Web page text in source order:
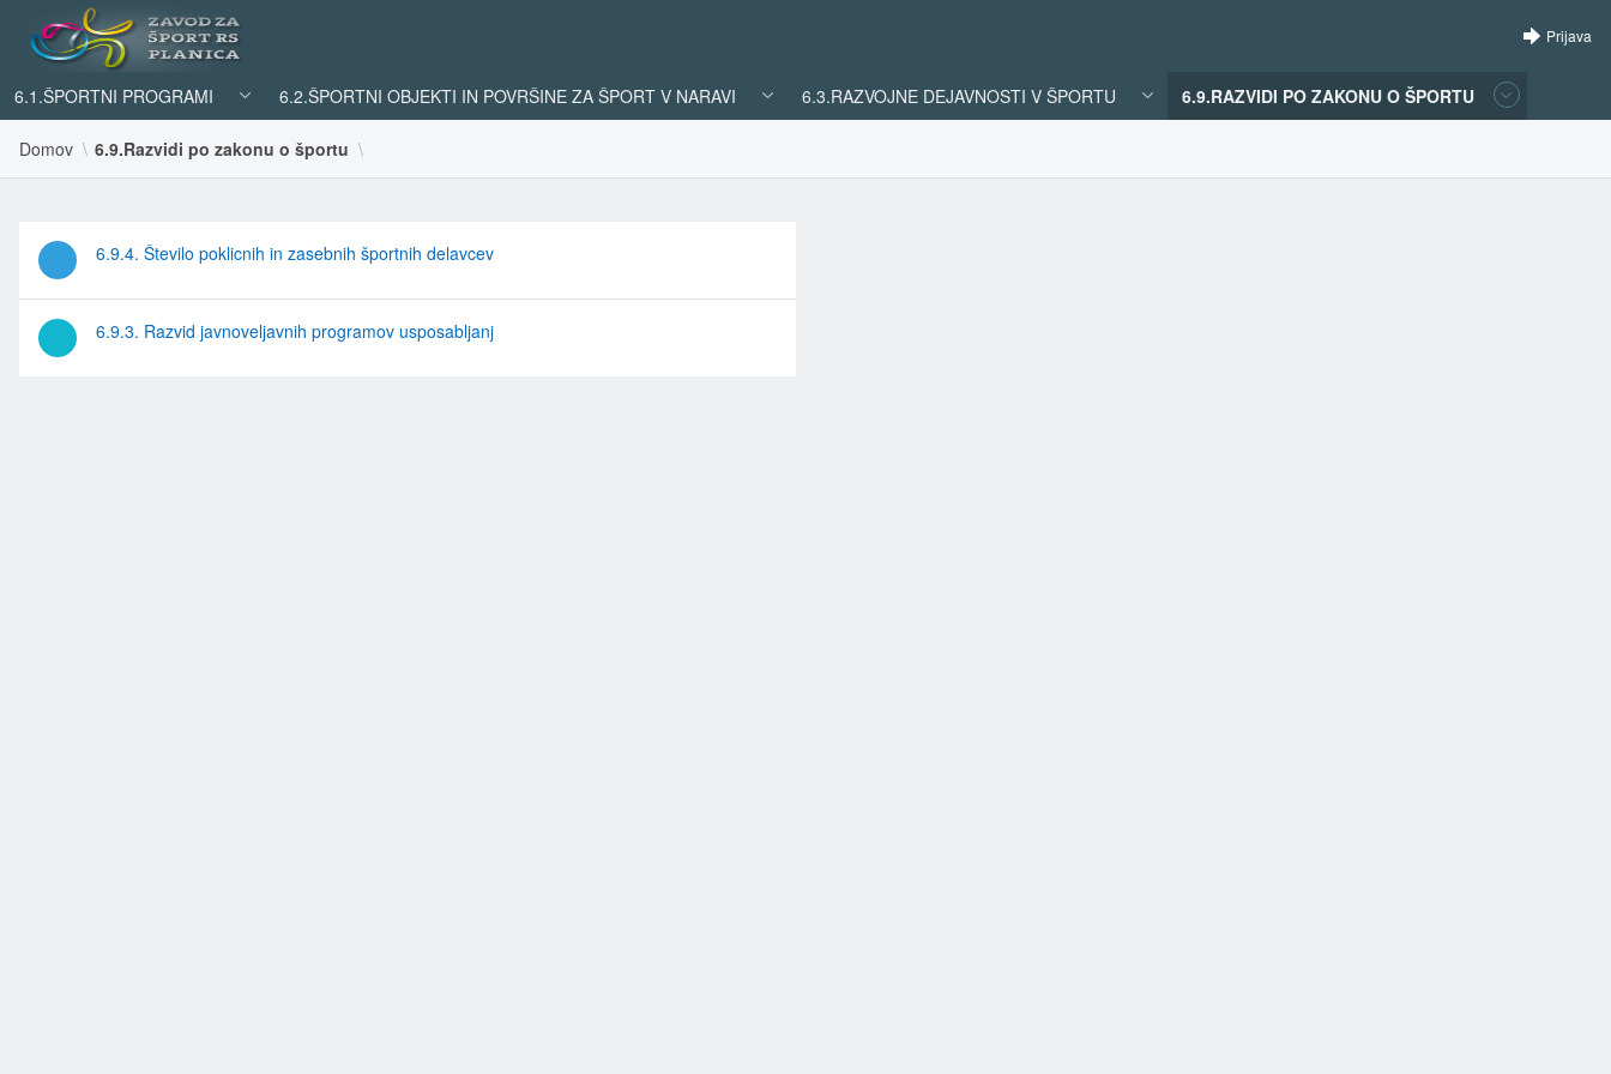
Prijava
6.1.ŠPORTNI PROGRAMI 6.2.ŠPORTNI OBJEKTI IN POVRŠINE ZA ŠPORT V NARAVI 6.3.RAZVOJNE DEJAVNOSTI V ŠPORTU 6.9.RAZVIDI PO ZAKONU O ŠPORTU
Domov 6.9.Razvidi po zakonu o športu
6.9.4. Število poklicnih in zasebnih športnih delavcev
6.9.3. Razvid javnoveljavnih programov usposabljanj